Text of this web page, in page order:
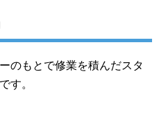
のもとで修業を積んだスタ
す。